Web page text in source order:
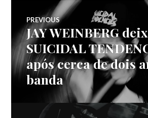
Navegação
de
artigos
PREVIOUS
Previous
post:
JAY WEINBERG
SUICIDAL
após cerca de dois
banda